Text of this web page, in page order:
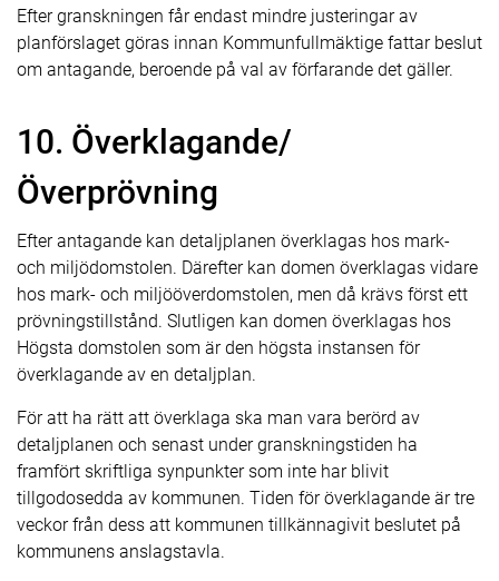
Efter granskningen får endast mindre justeringar av
planförslaget göras innan Kommunfullmäktige fattar beslut
om antagande, beroende på val av förfarande det gäller.
10. Överklagande/
Överprövning
Efter antagande kan detaljplanen överklagas hos mark-
och miljödomstolen. Därefter kan domen överklagas vidare
hos mark- och miljööverdomstolen, men då krävs först ett
prövningstillstånd. Slutligen kan domen överklagas hos
Högsta domstolen som är den högsta instansen för
överklagande av en detaljplan.
För att ha rätt att överklaga ska man vara berörd av
detaljplanen och senast under granskningstiden ha
framfört skriftliga synpunkter som inte har blivit
tillgodosedda av kommunen. Tiden för överklagande är tre
veckor från dess att kommunen tillkännagivit beslutet på
kommunens anslagstavla.